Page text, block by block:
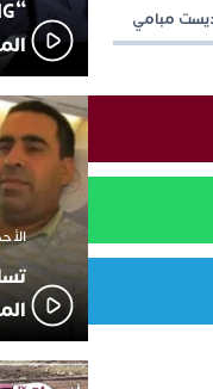
مبامي
الأحد 7 ديسمبر